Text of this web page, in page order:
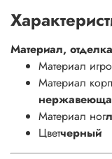
Материал, отделка
Материал
Материал
Материал ног
Цветчерный